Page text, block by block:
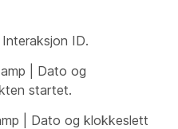
ID.
| Dato og
startet.
| Dato og klokkeslett